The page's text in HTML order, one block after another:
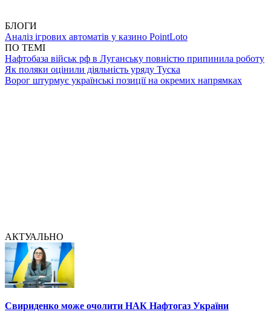
БЛОГИ
Аналіз ігрових автоматів у казино PointLoto
ПО ТЕМІ
Нафтобаза військ рф в Луганську повністю припинила роботу
Як поляки оцінили діяльність уряду Туска
Ворог штурмує українські позиції на окремих напрямках
АКТУАЛЬНО
Свириденко може очолити НАК Нафтогаз України